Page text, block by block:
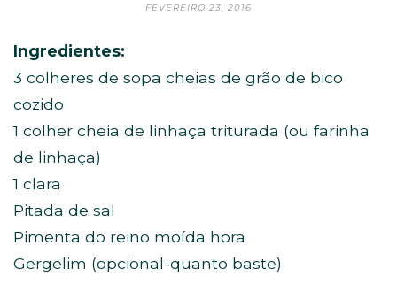
FEVEREIRO 23, 2016
Ingredientes:
3 colheres de sopa cheias de grão de bico
cozido
1 colher cheia de linhaça triturada (ou farinha
de linhaça)
1 clara
Pitada de sal
Pimenta do reino moída hora
Gergelim (opcional-quanto baste)